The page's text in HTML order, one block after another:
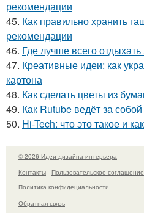
рекомендации
45. Как правильно хранить
рекомендации
46. Где лучше всего
47. Креативные идеи: как
картона
48. Как сделать цветы из
49. Как Rutube ведёт за
50. Hi-Tech: что это такое и
© 2026 Идеи дизайна интерьера
Контакты
Пользовательское соглашение
Политика конфидециальности
Обратная связь